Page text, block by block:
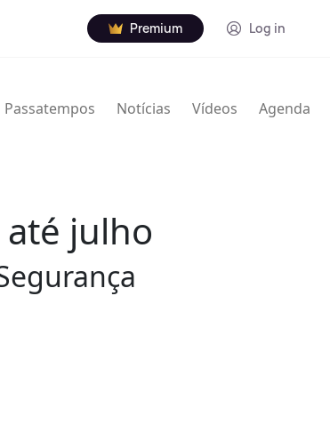
Premium Log in
Passatempos Notícias Vídeos Agenda
julho